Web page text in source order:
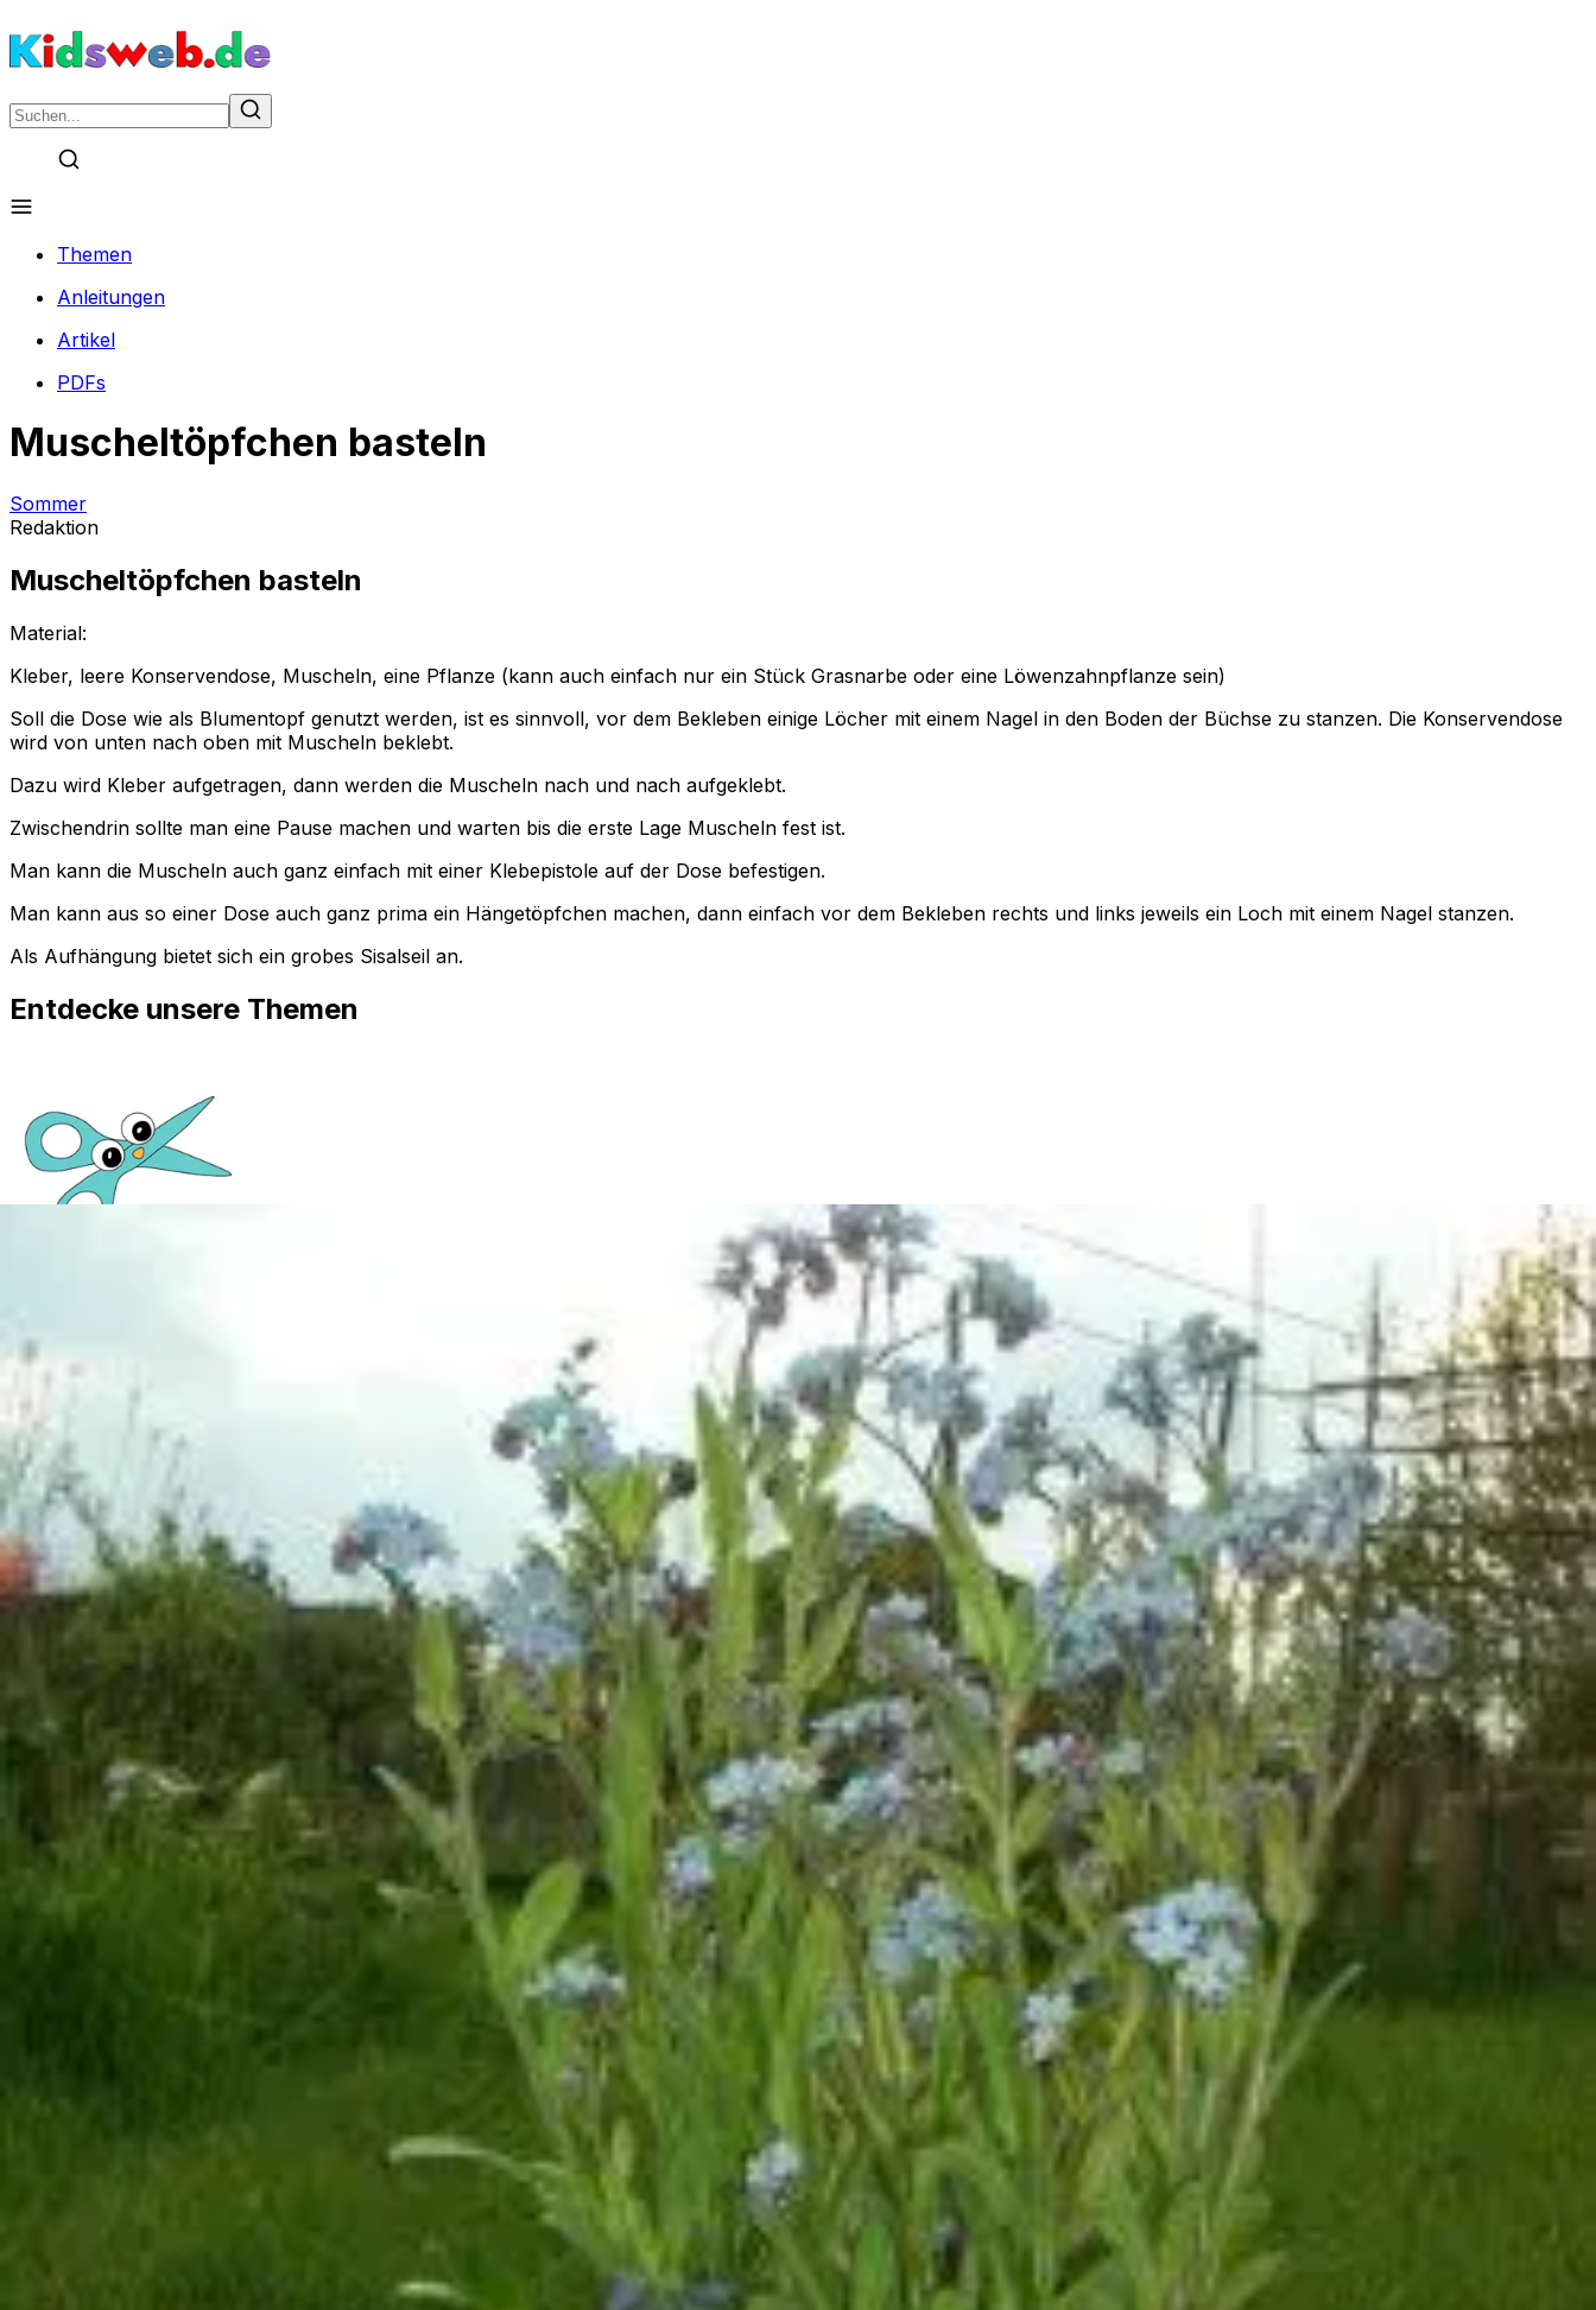
Themen
Anleitungen
Artikel
PDFs
Muscheltöpfchen basteln
Sommer
Redaktion
Muscheltöpfchen basteln
Material:
Kleber, leere Konservendose, Muscheln, eine Pflanze (kann auch einfach nur ein Stück Grasnarbe oder eine Löwenzahnpflanze sein)
Soll die Dose wie als Blumentopf genutzt werden, ist es sinnvoll, vor dem Bekleben einige Löcher mit einem Nagel in den Boden der Büchse zu stanzen. Die Konservendose
wird von unten nach oben mit Muscheln beklebt.
Dazu wird Kleber aufgetragen, dann werden die Muscheln nach und nach aufgeklebt.
Zwischendrin sollte man eine Pause machen und warten bis die erste Lage Muscheln fest ist.
Man kann die Muscheln auch ganz einfach mit einer Klebepistole auf der Dose befestigen.
Man kann aus so einer Dose auch ganz prima ein Hängetöpfchen machen, dann einfach vor dem Bekleben rechts und links jeweils ein Loch mit einem Nagel stanzen.
Als Aufhängung bietet sich ein grobes Sisalseil an.
Entdecke unsere Themen
Ostern